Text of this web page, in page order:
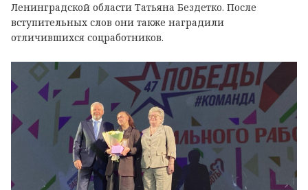
Ленинградской области Татьяна Бездетко. После
вступительных слов они также наградили
отличившихся соцработников.